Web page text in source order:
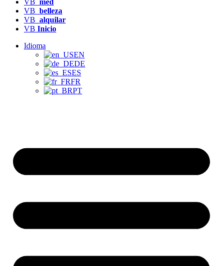
VB med
VB belleza
VB alquilar
VB Inicio
Idioma
EN
DE
ES
FR
PT